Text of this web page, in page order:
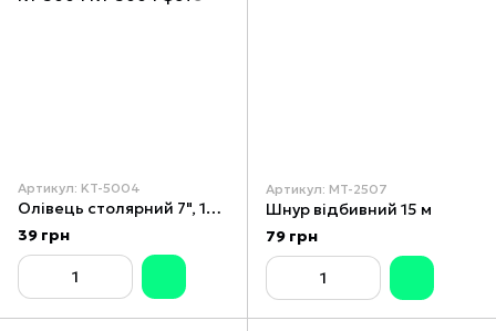
Артикул: KT-5004
Олівець столярний 7", 12 шт./пакет. INTERTOOL KT-5004
39 грн
Артикул: MT-2507
Шнур відбивний 15 м
79 грн